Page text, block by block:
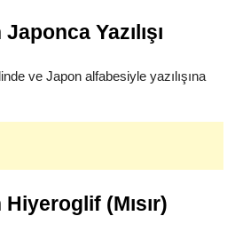
Yazılışı
ve Japon alfabesiyle yazılışına
(Mısır)